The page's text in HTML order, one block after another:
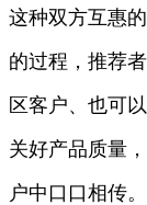
这种双方互惠
的过程，推荐
区客户、也可
关好产品质量
户中口口相传。